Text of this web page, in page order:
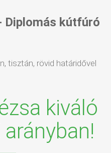
Diplomás kútfúró
tisztán, rövid határidővel
kiváló